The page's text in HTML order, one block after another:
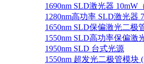
1690nm SLD激光器 10mW
1280nm高功率 SLD激光器
1650nm SLD保偏激光二极
1550nm SLD高功率保偏激
1950nm SLD 台式光源
1550nm 超发光二极管模块